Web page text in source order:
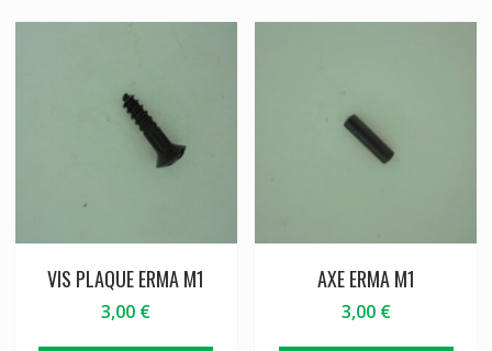
VIS PLAQUE ERMA M1
3,00 €
AXE ERMA M1
3,00 €